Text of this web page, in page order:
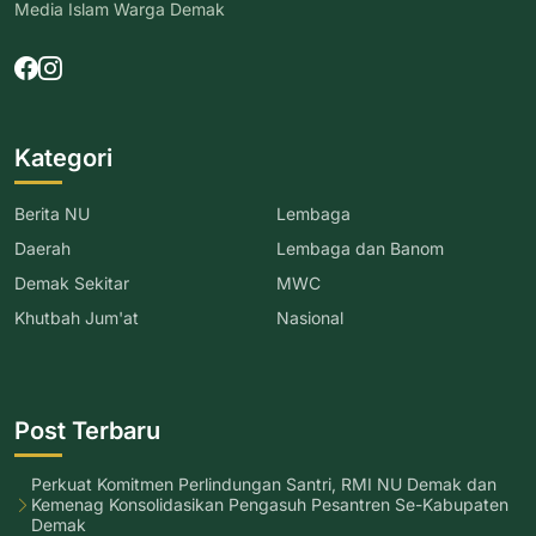
Media Islam Warga Demak
Kategori
Berita NU
Daerah
Demak Sekitar
Khutbah Jum'at
Lembaga
Lembaga dan Banom
MWC
Nasional
Post Terbaru
Perkuat Komitmen Perlindungan Santri, RMI NU Demak dan
Kemenag Konsolidasikan Pengasuh Pesantren Se-Kabupaten
Demak